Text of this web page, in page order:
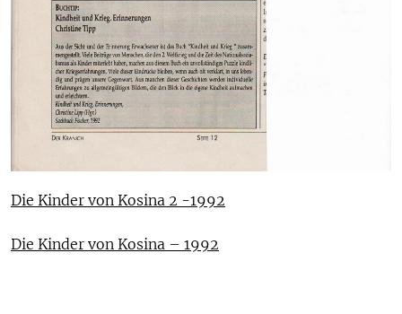
Die Kinder von Kosina 2 -1992
Die Kinder von Kosina – 1992